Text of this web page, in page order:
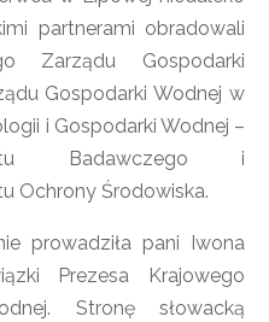
partnerami obradowali
Zarządu Gospodarki
Gospodarki Wodnej w
i Gospodarki Wodnej –
Badawczego i
Ochrony Środowiska.
prowadziła pani Iwona
Prezesa Krajowego
Stronę słowacką